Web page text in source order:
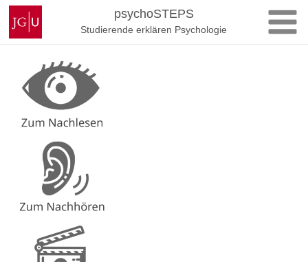
Zum
Inhalt
springen
Johannes
Gutenberg-
Universität
psychoSTEPS
Studierende erklären Psychologie